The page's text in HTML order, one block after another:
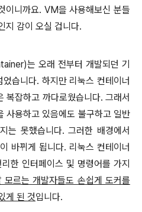
이니까요. VM을 사용해보신 분들
지 감이 오실 겁니다.
는 오래 전부터 개발되던 기
습니다. 하지만 리눅스 컨테이너
복잡하고 까다로웠습니다. 그래서
사용하고 있음에도 불구하고 일반
는 못했습니다. 그러한 배경에서
바뀌게 됩니다. 리눅스 컨테이너
한 인터페이스 및 명령어를 가지
르는 개발자들도 손쉽게 도커를
게 된 것입니다.